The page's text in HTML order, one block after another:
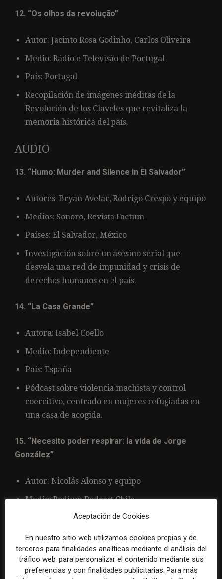
12. “Os olhos da revolução”
Autor: Jacinto Rosa Godinho, Carlos Oliveira
Medio: Rádio e Televisão de Portugal
País: Portugal
Recopilación de imágenes inéditas de la
Revolución de los Claveles que revitaliza la
memoria histórica del país.
AUDIO
13. “Humo: Murder and Silence in El Salvador”
Autores: Bryan Avelar, Rodrigo Crespo y equipo
Medios: Sonoro, Revista Factum
Países: El Salvador, México
Investigación sobre un asesino serial que
desvela una red de impunidad y crisis de
derechos humanos en el país.
14. “La Casa Grande”
Autora: Isabel Coello
Medio: Independiente
País: España
Pódcast sobre violencia machista y control
coercitivo, centrado en mujeres refugiadas en
una casa de acogida.
15. “Necesito poder respirar: la vida de Jorge
González”
Autor: Nicolás Alonso y equipo
Medio: Podium Podcast Chile
Historia sonora sobre Jorge González, líder de
Los Prisioneros, construida a partir de archivos
inéditos y testimonios.
Aceptación de Cookies
En nuestro sitio web utilizamos cookies propias y de
terceros para finalidades analíticas mediante el análisis del
tráfico web, para personalizar el contenido mediante sus
preferencias y con finalidades publicitarias. Para más